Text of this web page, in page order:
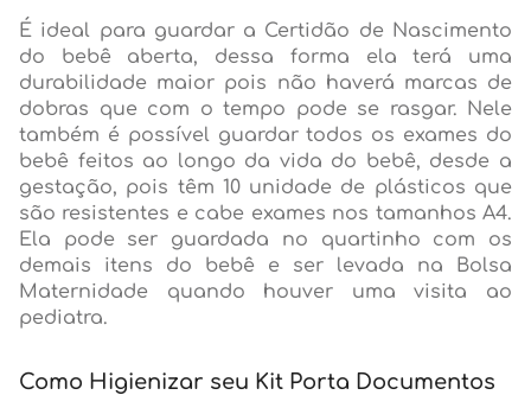
É ideal para guardar a Certidão de Nascimento
do bebê aberta, dessa forma ela terá uma
durabilidade maior pois não haverá marcas de
dobras que com o tempo pode se rasgar. Nele
também é possível guardar todos os exames do
bebê feitos ao longo da vida do bebê, desde a
gestação, pois têm 10 unidade de plásticos que
são resistentes e cabe exames nos tamanhos A4.
Ela pode ser guardada no quartinho com os
demais itens do bebê e ser levada na Bolsa
Maternidade quando houver uma visita ao
pediatra.
Como Higienizar seu Kit Porta Documentos